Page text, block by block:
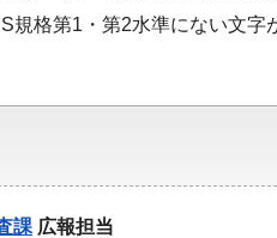
規格第1・第2水準にない文
課 広報担当